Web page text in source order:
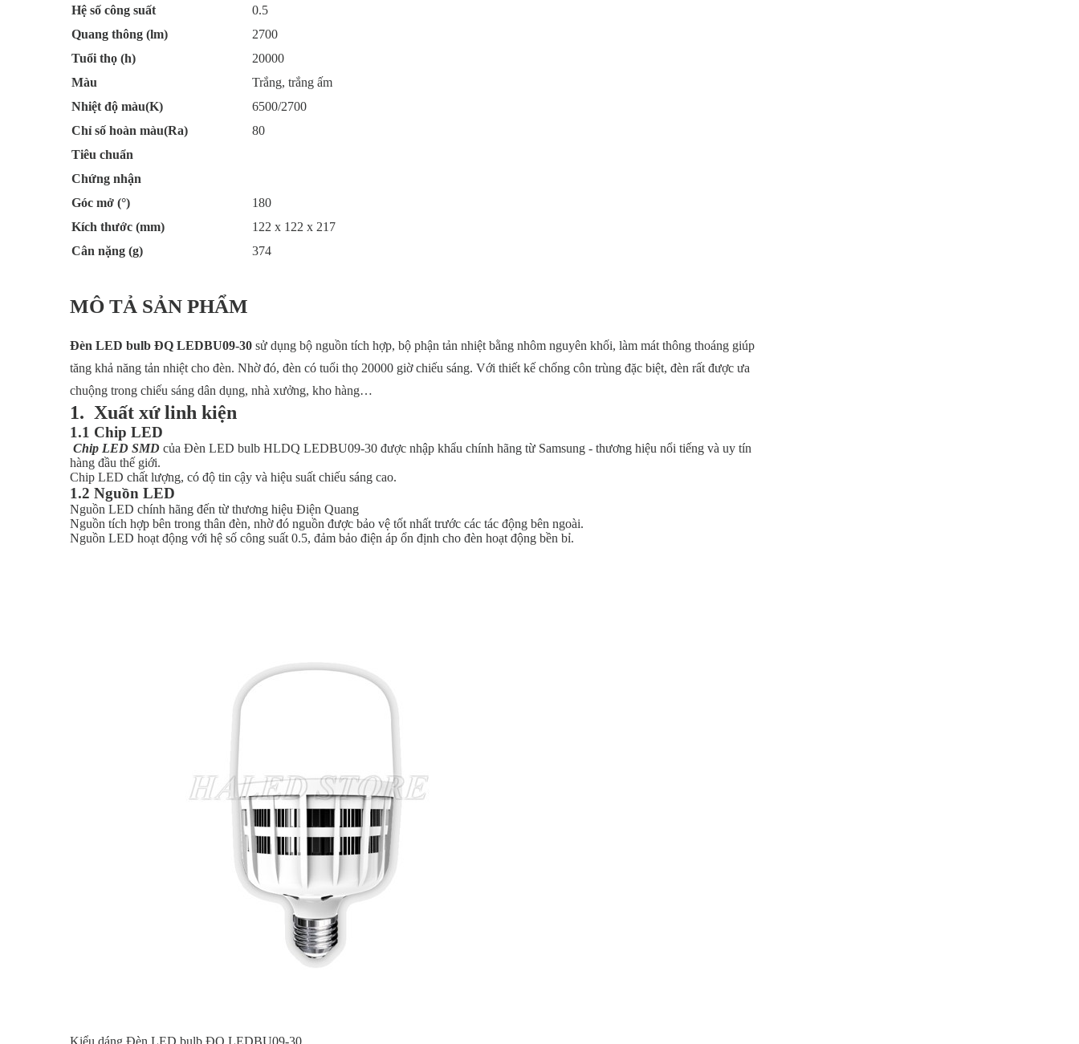
Hệ số công suất
0.5
Quang thông (lm)
2700
Tuổi thọ (h)
20000
Màu
Trắng, trắng ấm
Nhiệt độ màu(K)
6500/2700
Chỉ số hoàn màu(Ra)
80
Tiêu chuẩn
Chứng nhận
Góc mở (°)
180
Kích thước (mm)
122 x 122 x 217
Cân nặng (g)
374
MÔ TẢ SẢN PHẨM
Đèn LED bulb ĐQ LEDBU09-30 sử dụng bộ nguồn tích hợp, bộ phận tản nhiệt bằng nhôm nguyên khối, làm mát thông thoáng giúp
tăng khả năng tản nhiệt cho đèn. Nhờ đó, đèn có tuổi thọ 20000 giờ chiếu sáng. Với thiết kế chống côn trùng đặc biệt, đèn rất được ưa
chuộng trong chiếu sáng dân dụng, nhà xưởng, kho hàng…
1. Xuất xứ linh kiện
1.1 Chip LED
Chip LED SMD của Đèn LED bulb HLDQ LEDBU09-30 được nhập khẩu chính hãng từ Samsung - thương hiệu nổi tiếng và uy tín
hàng đầu thế giới.
Chip LED chất lượng, có độ tin cậy và hiệu suất chiếu sáng cao.
1.2 Nguồn LED
Nguồn LED chính hãng đến từ thương hiệu Điện Quang
Nguồn tích hợp bên trong thân đèn, nhờ đó nguồn được bảo vệ tốt nhất trước các tác động bên ngoài.
Nguồn LED hoạt động với hệ số công suất 0.5, đảm bảo điện áp ổn định cho đèn hoạt động bền bỉ.
Kiểu dáng Đèn LED bulb ĐQ LEDBU09-30